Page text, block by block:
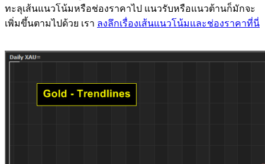
ทะลุเส้นแนวโน้มหรือช่องราคาไป แนวรับหรือแนวต้านก็มักจะ
เพิ่มขึ้นตามไปด้วย เรา ลงลึกเรื่องเส้นแนวโน้มและช่องราคาที่นี่